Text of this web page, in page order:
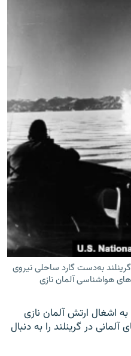
به‌دست گارد ساحلی نیروی
هواشناسی آلمان نازی
اشغال ارتش آلمان نازی
در گرینلند را به دنبال